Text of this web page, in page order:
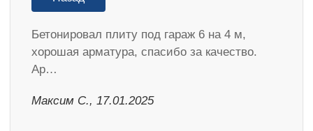
Бетонировал плиту под гараж 6 на 4 м,
хорошая арматура, спасибо за качество.
Ар…
Максим С., 17.01.2025